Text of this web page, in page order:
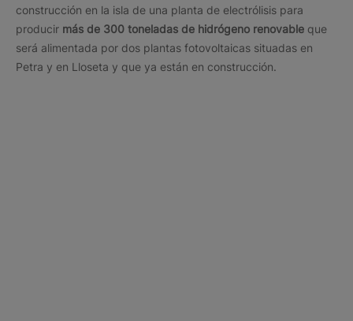
construcción en la isla de una planta de electrólisis para
producir más de 300 toneladas de hidrógeno renovable que
será alimentada por dos plantas fotovoltaicas situadas en
Petra y en Lloseta y que ya están en construcción.